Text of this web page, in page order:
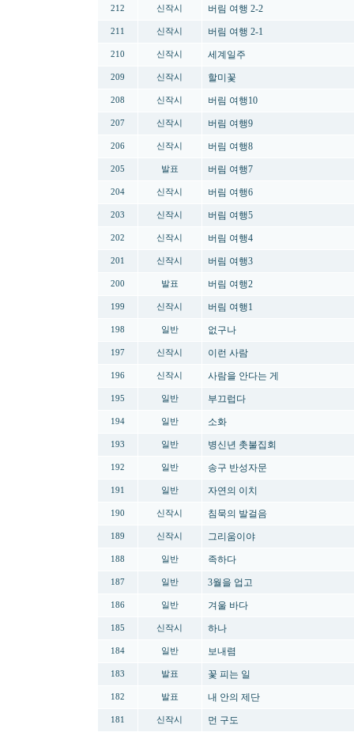
212 신작시 버림 여행 2-2
211 신작시 버림 여행 2-1
210 신작시 세계일주
209 신작시 할미꽃
208 신작시 버림 여행10
207 신작시 버림 여행9
206 신작시 버림 여행8
205 발표 버림 여행7
204 신작시 버림 여행6
203 신작시 버림 여행5
202 신작시 버림 여행4
201 신작시 버림 여행3
200 발표 버림 여행2
199 신작시 버림 여행1
198 일반 없구나
197 신작시 이런 사람
196 신작시 사람을 안다는 게
195 일반 부끄럽다
194 일반 소화
193 일반 병신년 촛불집회
192 일반 송구 반성자문
191 일반 자연의 이치
190 신작시 침묵의 발걸음
189 신작시 그리움이야
188 일반 족하다
187 일반 3월을 업고
186 일반 겨울 바다
185 신작시 하나
184 일반 보내렴
183 발표 꽃 피는 일
182 발표 내 안의 제단
181 신작시 먼 구도